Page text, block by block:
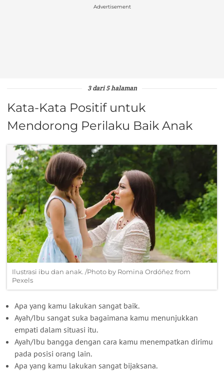
Advertisement
3 dari 5 halaman
Kata-Kata Positif untuk
Mendorong Perilaku Baik Anak
Ilustrasi ibu dan anak. /Photo by Romina Ordóñez from
Pexels
Apa yang kamu lakukan sangat baik.
Ayah/Ibu sangat suka bagaimana kamu menunjukkan
empati dalam situasi itu.
Ayah/Ibu bangga dengan cara kamu menempatkan dirimu
pada posisi orang lain.
Apa yang kamu lakukan sangat bijaksana.